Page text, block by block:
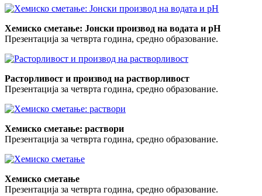
Хемиско сметање: Јонски производ на водата и pH
Презентација за четврта година, средно образование.
Расторливост и производ на растворливост
Презентација за четврта година, средно образование.
Хемиско сметање: раствори
Презентација за четврта година, средно образование.
Хемиско сметање
Презентација за четврта година, средно образование.